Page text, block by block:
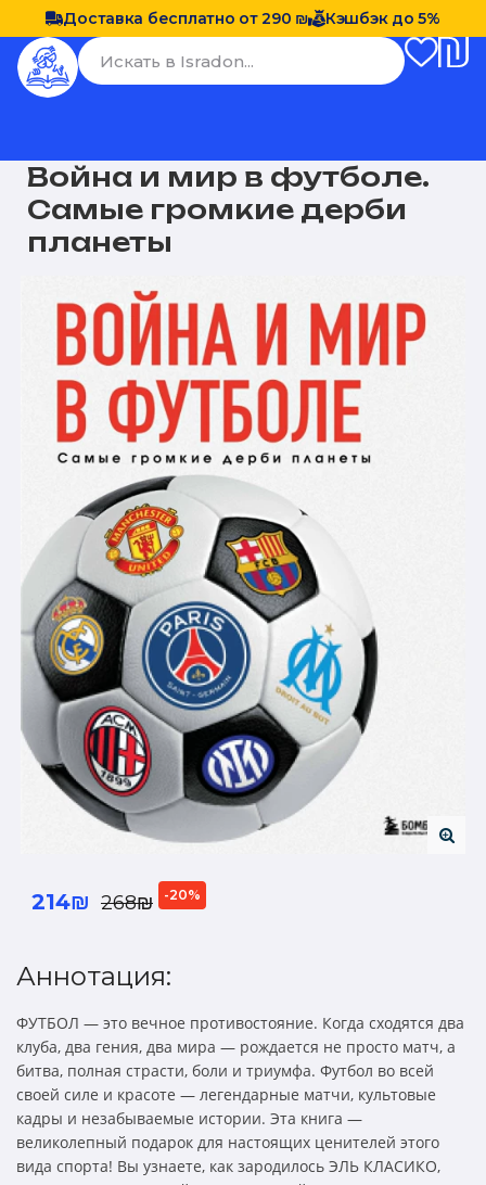
Доставка бесплатно от 290 ₪ Кэшбэк до 5%
Война и мир в футболе.
Самые громкие дерби
планеты
214₪ 268₪ -20%
Аннотация:
ФУТБОЛ — это вечное противостояние. Когда сходятся два
клуба, два гения, два мира — рождается не просто матч, а
битва, полная страсти, боли и триумфа. Футбол во всей
своей силе и красоте — легендарные матчи, культовые
кадры и незабываемые истории. Эта книга —
великолепный подарок для настоящих ценителей этого
вида спорта! Вы узнаете, как зародилось ЭЛЬ КЛАСИКО,